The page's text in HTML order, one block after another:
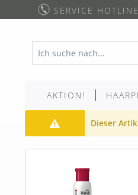
SERVICE HOTLINE
AKTION!
Dieser